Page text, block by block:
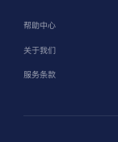
帮助中心
关于我们
服务条款